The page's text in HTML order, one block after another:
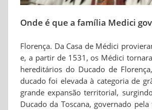
Onde é que a família Medici
Florença. Da Casa de Médici
e, a partir de 1531, os Médici
hereditários do Ducado de
ducado foi elevada à categoria de
grande expansão territorial,
Ducado da Toscana, governado